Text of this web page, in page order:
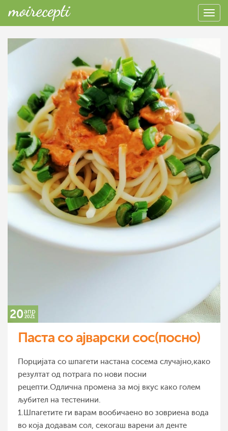
20апр
2021
Паста со ајварски сос(посно)
Порцијата со шпагети настана сосема случајно,како
резултат од потрага по нови посни
рецепти.Одлична промена за мој вкус како голем
љубител на тестенини.
1.Шпагетите ги варам вообичаено во зовриена вода
во која додавам сол, секогаш варени ал денте